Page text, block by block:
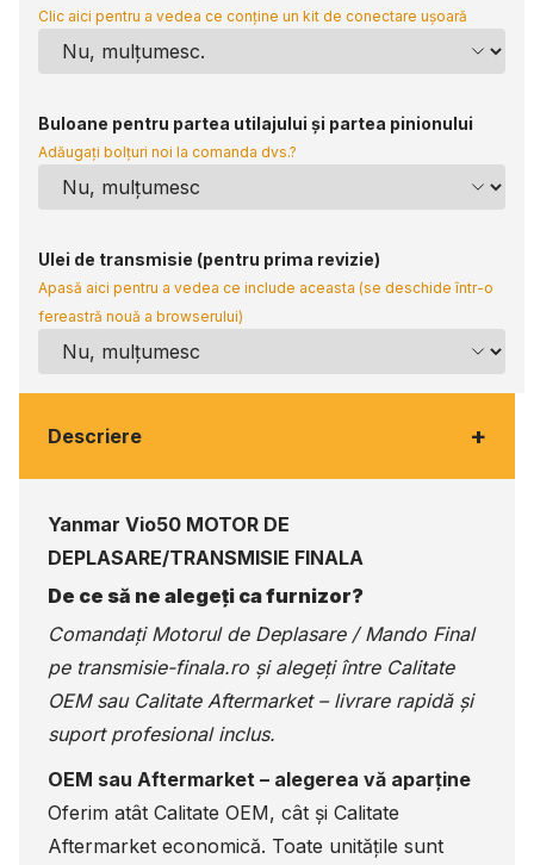
Clic aici pentru a vedea ce conține un kit de conectare ușoară
Buloane pentru partea utilajului și partea pinionului
Adăugați bolțuri noi la comanda dvs.?
Ulei de transmisie (pentru prima revizie)
Apasă aici pentru a vedea ce include aceasta (se deschide într-o
fereastră nouă a browserului)
Descriere +
Yanmar Vio50 MOTOR DE
DEPLASARE/TRANSMISIE FINALA
De ce să ne alegeți ca furnizor?
Comandați Motorul de Deplasare / Mando Final
pe transmisie-finala.ro și alegeți între Calitate
OEM sau Calitate Aftermarket – livrare rapidă și
suport profesional inclus.
OEM sau Aftermarket – alegerea vă aparține
Oferim atât Calitate OEM, cât și Calitate
Aftermarket economică. Toate unitățile sunt